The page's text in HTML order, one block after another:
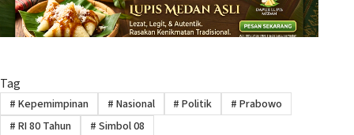
Tag
# Kepemimpinan # Nasional # Politik # Prabowo
# RI 80 Tahun # Simbol 08